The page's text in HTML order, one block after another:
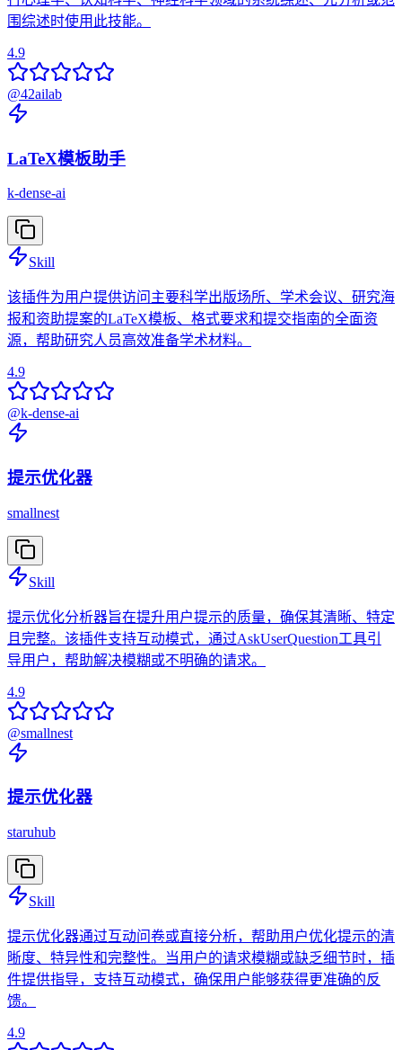
围综述时使用此技能。
4.9
@42ailab
LaTeX模板助手
k-dense-ai
Skill
该插件为用户提供访问主要科学出版场所、学术会议、研究海
报和资助提案的LaTeX模板、格式要求和提交指南的全面资
源，帮助研究人员高效准备学术材料。
4.9
@k-dense-ai
提示优化器
smallnest
Skill
提示优化分析器旨在提升用户提示的质量，确保其清晰、特定
且完整。该插件支持互动模式，通过AskUserQuestion工具引
导用户，帮助解决模糊或不明确的请求。
4.9
@smallnest
提示优化器
staruhub
Skill
提示优化器通过互动问卷或直接分析，帮助用户优化提示的清
晰度、特异性和完整性。当用户的请求模糊或缺乏细节时，插
件提供指导，支持互动模式，确保用户能够获得更准确的反
馈。
4.9